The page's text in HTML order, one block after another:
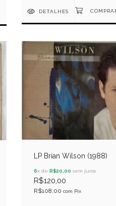
DETALHES
LP Brian Wilson (1988)
6x de R$20,00 sem juros
R$120,00
R$108,00 com Pix